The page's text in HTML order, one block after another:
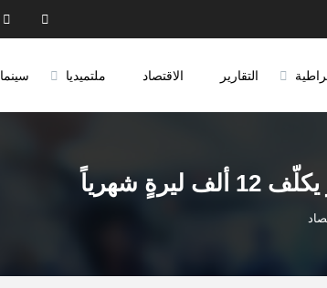
التقارير الاقتصاد ملتميديا سينما
شهرياً